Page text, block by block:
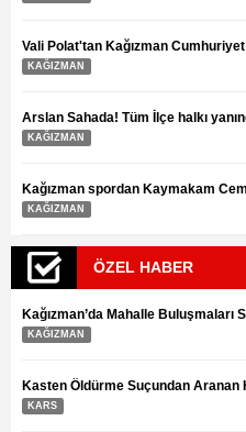
Vali Polat'tan Kağızman
KAĞIZMAN
Arslan Sahada! Tüm İlçe halkı
KAĞIZMAN
Kağızman spordan Kaymakam
KAĞIZMAN
ÖZEL HABER
Kağızman’da Mahalle Buluşmaları
KAĞIZMAN
Kasten Öldürme Suçundan Aranan
KARS